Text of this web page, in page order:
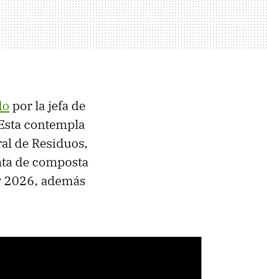
por la jefa de
contempla
de Residuos,
de composta
además